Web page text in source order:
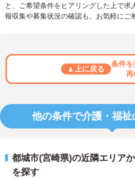
と、ご希望条件をヒアリングした上で求
報収集や募集状況の確認も、お気軽にご
▲上に戻る
条件
再
他の条件で介護・福
都城市(宮崎県)の近隣エリア
を探す